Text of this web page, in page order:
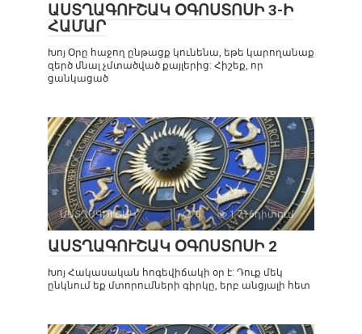
ԱՍՏՂԱԳՈՒՇԱԿ ՕԳՈՍՏՈՍԻ 3-Ի
ՀԱՄԱՐ
Խոյ Օրը հաջող ընթացք կունենա, եթե կարողանաք
զերծ մնալ չմտածված քայլերից: Հիշեք, որ
ցանկացած
ԱՍՏՂԱԳՈՒՇԱԿ 0 1 716դիտում
ԱՍՏՂԱԳՈՒՇԱԿ ՕԳՈՍՏՈՍԻ 2
Խոյ Հակասական հոգեվիճակի օր է: Դուք մեկ
ընկնում եք մտորումների գիրկը, երբ անցյալի հետ